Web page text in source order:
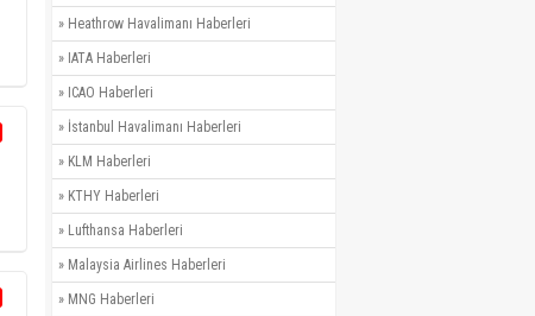
» Heathrow Havalimanı Haberleri
» IATA Haberleri
» ICAO Haberleri
» İstanbul Havalimanı Haberleri
» KLM Haberleri
» KTHY Haberleri
» Lufthansa Haberleri
» Malaysia Airlines Haberleri
» MNG Haberleri